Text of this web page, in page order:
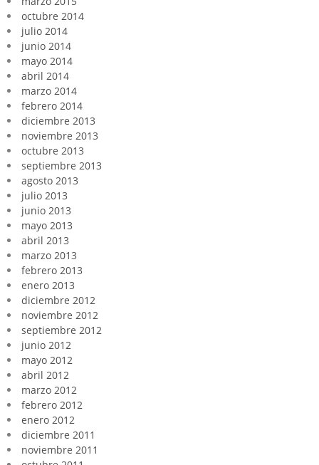
octubre 2014
julio 2014
junio 2014
mayo 2014
abril 2014
marzo 2014
febrero 2014
diciembre 2013
noviembre 2013
octubre 2013
septiembre 2013
agosto 2013
julio 2013
junio 2013
mayo 2013
abril 2013
marzo 2013
febrero 2013
enero 2013
diciembre 2012
noviembre 2012
septiembre 2012
junio 2012
mayo 2012
abril 2012
marzo 2012
febrero 2012
enero 2012
diciembre 2011
noviembre 2011